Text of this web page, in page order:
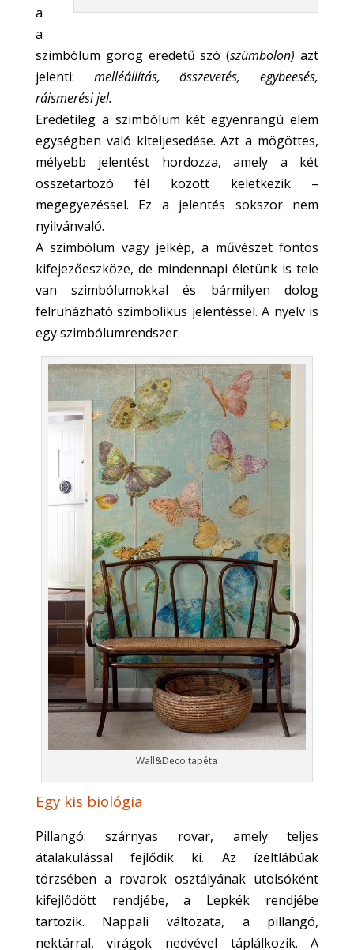
a
a
szimbólum görög eredetű szó (szümbolon) azt
jelenti: melléállítás, összevetés, egybeesés,
ráismerési jel.
Eredetileg a szimbólum két egyenrangú elem
egységben való kiteljesedése. Azt a mögöttes,
mélyebb jelentést hordozza, amely a két
összetartozó fél között keletkezik –
megegyezéssel. Ez a jelentés sokszor nem
nyilvánvaló.
A szimbólum vagy jelkép, a művészet fontos
kifejezőeszköze, de mindennapi életünk is tele
van szimbólumokkal és bármilyen dolog
felruházható szimbolikus jelentéssel. A nyelv is
egy szimbólumrendszer.
Wall&Deco tapéta
Egy kis biológia
Pillangó: szárnyas rovar, amely teljes
átalakulással fejlődik ki. Az ízeltlábúak
törzsében a rovarok osztályának utolsóként
kifejlődött rendjébe, a Lepkék rendjébe
tartozik. Nappali változata, a pillangó,
nektárral, virágok nedvével táplálkozik. A